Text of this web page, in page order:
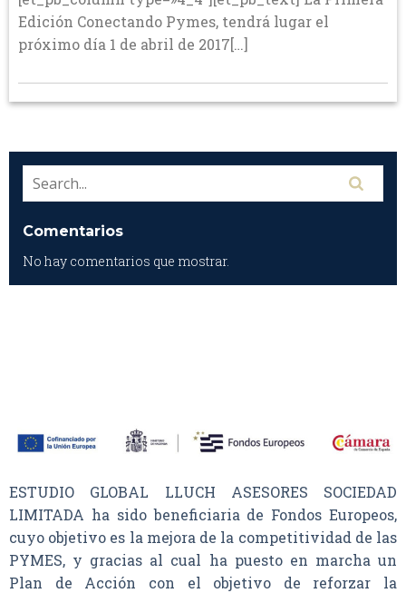
Edición Conectando Pymes, tendrá lugar el
próximo día 1 de abril de 2017[…]
Comentarios
No hay comentarios que mostrar.
ESTUDIO GLOBAL LLUCH ASESORES SOCIEDAD
LIMITADA ha sido beneficiaria de Fondos Europeos,
cuyo objetivo es la mejora de la competitividad de las
PYMES, y gracias al cual ha puesto en marcha un
Plan de Acción con el objetivo de reforzar la